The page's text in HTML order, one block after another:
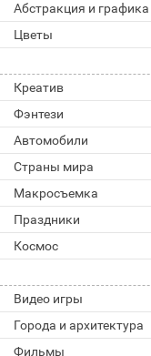
Абстракция и графика
Цветы
Креатив
Фэнтези
Автомобили
Страны мира
Макросъемка
Праздники
Космос
Видео игры
Города и архитектура
Фильмы